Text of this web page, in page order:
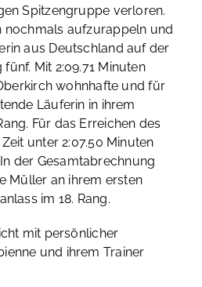
Spitzengruppe verloren.
nochmals aufzurappeln und
aus Deutschland auf der
Mit 2:09.71 Minuten
wohnhafte und für
Läuferin in ihrem
Für das Erreichen des
unter 2:07.50 Minuten
der Gesamtabrechnung
Müller an ihrem ersten
im 18. Rang.
mit persönlicher
und ihrem Trainer